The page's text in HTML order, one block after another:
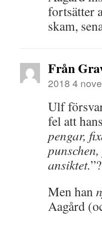
fortsätter
skam,
Från
2018 4
Ulf
fel att
pengar,
ansiktet.”?
Men han
Aagård